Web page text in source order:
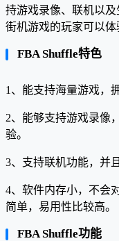
持游戏录像、联机以及
街机游戏的玩家可以体
FBA Shuffle特色
1、能支持海量游戏，
2、能够支持游戏录像
验。
3、支持联机功能，并
4、软件内存小，不会
简单，易用性比较高。
FBA Shuffle功能